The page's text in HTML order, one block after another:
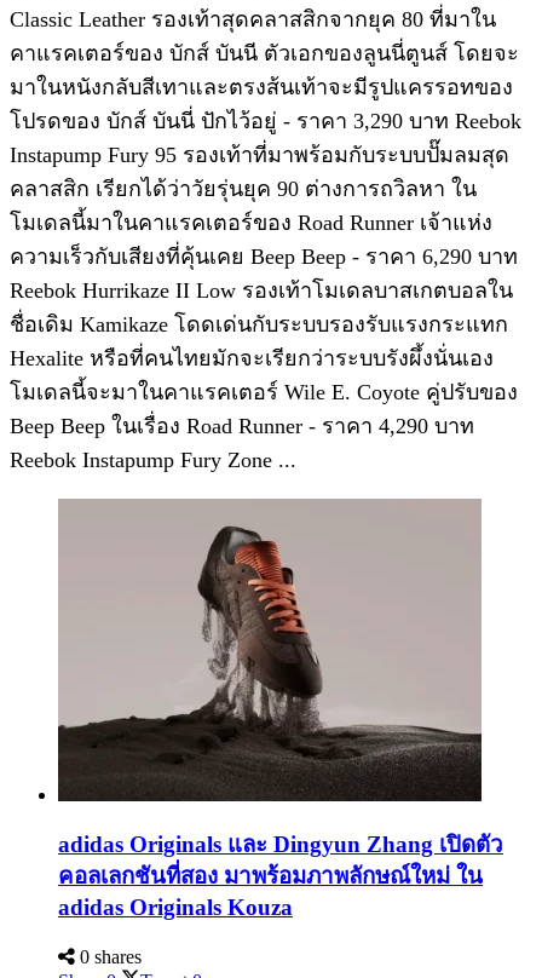
Classic Leather รองเท้าสุดคลาสสิกจากยุค 80 ที่มาใน
คาแรคเตอร์ของ บักส์ บันนี ตัวเอกของลูนนี่ตูนส์ โดยจะ
มาในหนังกลับสีเทาและตรงส้นเท้าจะมีรูปแครรอทของ
โปรดของ บักส์ บันนี่ ปักไว้อยู่ - ราคา 3,290 บาท Reebok
Instapump Fury 95 รองเท้าที่มาพร้อมกับระบบปั๊มลมสุด
คลาสสิก เรียกได้ว่าวัยรุ่นยุค 90 ต่างการถวิลหา ใน
โมเดลนี้มาในคาแรคเตอร์ของ Road Runner เจ้าแห่ง
ความเร็วกับเสียงที่คุ้นเคย Beep Beep - ราคา 6,290 บาท
Reebok Hurrikaze II Low รองเท้าโมเดลบาสเกตบอลใน
ชื่อเดิม Kamikaze โดดเด่นกับระบบรองรับแรงกระแทก
Hexalite หรือที่คนไทยมักจะเรียกว่าระบบรังผึ้งนั่นเอง
โมเดลนี้จะมาในคาแรคเตอร์ Wile E. Coyote คู่ปรับของ
Beep Beep ในเรื่อง Road Runner - ราคา 4,290 บาท
Reebok Instapump Fury Zone ...
adidas Originals และ Dingyun Zhang เปิดตัว
คอลเลกชันที่สอง มาพร้อมภาพลักษณ์ใหม่ ใน
adidas Originals Kouza
0 shares